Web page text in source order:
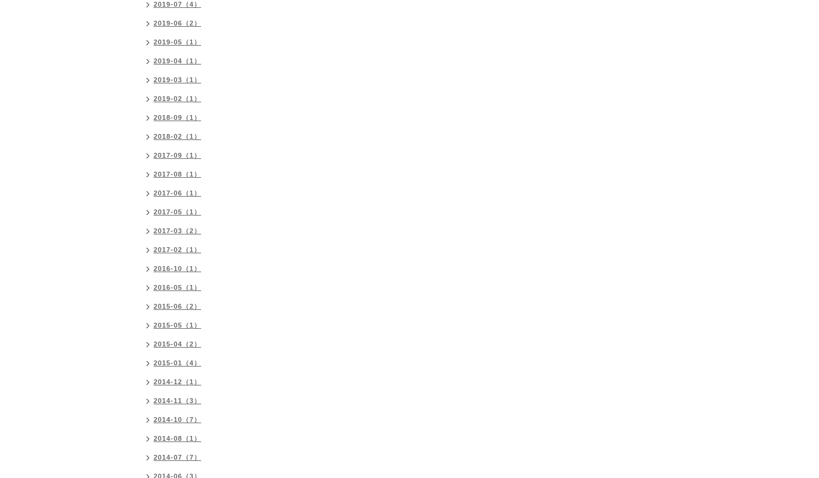
2019-07（4）
2019-06（2）
2019-05（1）
2019-04（1）
2019-03（1）
2019-02（1）
2018-09（1）
2018-02（1）
2017-09（1）
2017-08（1）
2017-06（1）
2017-05（1）
2017-03（2）
2017-02（1）
2016-10（1）
2016-05（1）
2015-06（2）
2015-05（1）
2015-04（2）
2015-01（4）
2014-12（1）
2014-11（3）
2014-10（7）
2014-08（1）
2014-07（7）
2014-06（3）